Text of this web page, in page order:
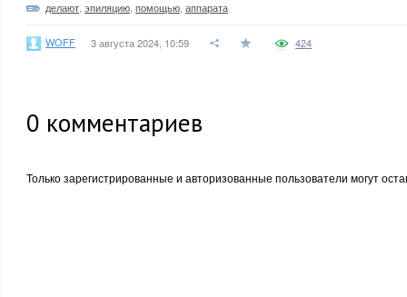
делают эпиляцию помощью аппарата
WOFF 3 августа 2024, 10:59 424
0 комментариев
Только зарегистрированные и авторизованные пользователи могут